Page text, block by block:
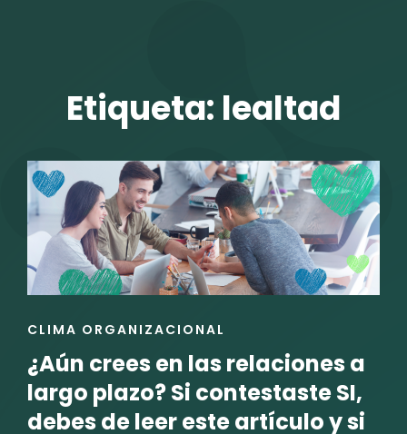
Etiqueta: lealtad
ENLACES
LAS
CATEGORÍAS
CLIMA ORGANIZACIONAL
¿Aún crees en las relaciones a
largo plazo? Si contestaste SI,
debes de leer este artículo y si